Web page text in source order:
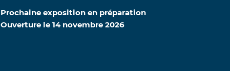
Prochaine exposition en préparation
Ouverture le 14 novembre 2026